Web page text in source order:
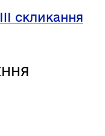
скликання